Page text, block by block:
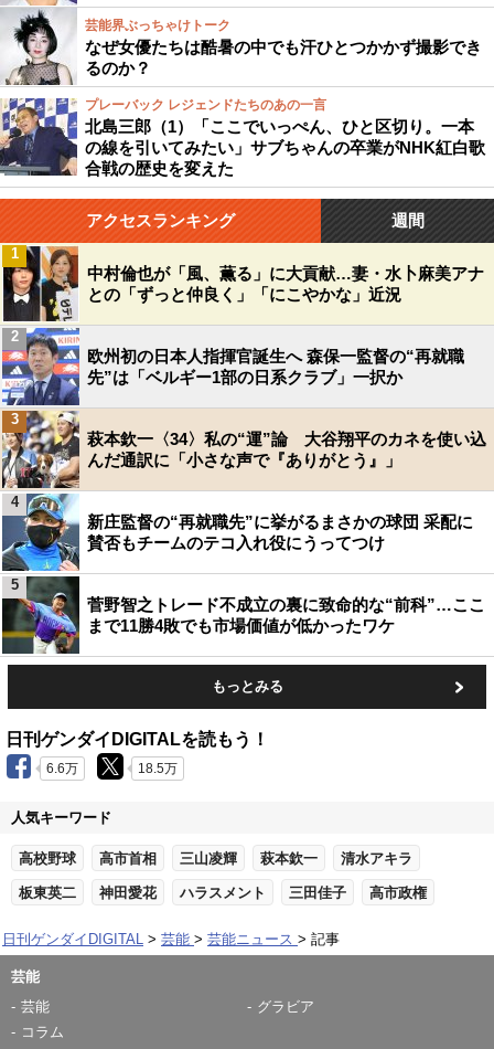
芸能界ぶっちゃけトーク
なぜ女優たちは酷暑の中でも汗ひとつかかず撮影でき
るのか？
プレーバック レジェンドたちのあの一言
北島三郎（1）「ここでいっぺん、ひと区切り。一本
の線を引いてみたい」サブちゃんの卒業がNHK紅白歌
合戦の歴史を変えた
アクセスランキング 週間
中村倫也が「風、薫る」に大貢献…妻・水卜麻美アナ
との「ずっと仲良く」「にこやかな」近況
1
欧州初の日本人指揮官誕生へ 森保一監督の“再就職
先”は「ベルギー1部の日系クラブ」一択か
2
萩本欽一〈34〉私の“運”論 大谷翔平のカネを使い込
んだ通訳に「小さな声で『ありがとう』」
3
新庄監督の“再就職先”に挙がるまさかの球団 采配に
賛否もチームのテコ入れ役にうってつけ
4
菅野智之トレード不成立の裏に致命的な“前科”…ここ
まで11勝4敗でも市場価値が低かったワケ
5
もっとみる
日刊ゲンダイDIGITALを読もう！
6.6万 18.5万
人気キーワード
高校野球 高市首相 三山凌輝 萩本欽一 清水アキラ
板東英二 神田愛花 ハラスメント 三田佳子 高市政権
日刊ゲンダイDIGITAL 芸能 芸能ニュース 記事
芸能
芸能
グラビア
コラム